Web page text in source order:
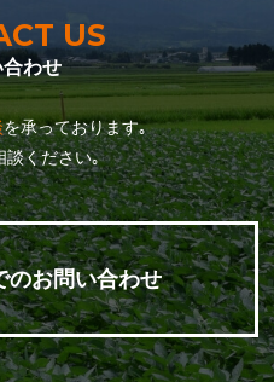
US
わせ
を承っております｡
談ください｡
のお問い合わせ